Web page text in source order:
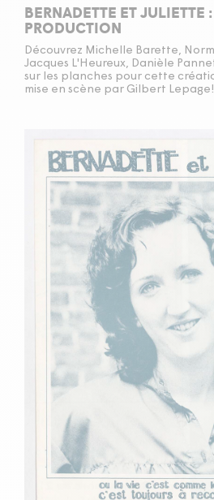
BERNADETTE ET JULIETTE
PRODUCTION
Découvrez Michelle Barette,
Jacques L'Heureux, Danièle
sur les planches pour cette
mise en scène par Gilbert Lepage!